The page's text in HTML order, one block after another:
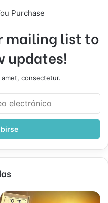
Purchase
mailing list to
updates!
consectetur.